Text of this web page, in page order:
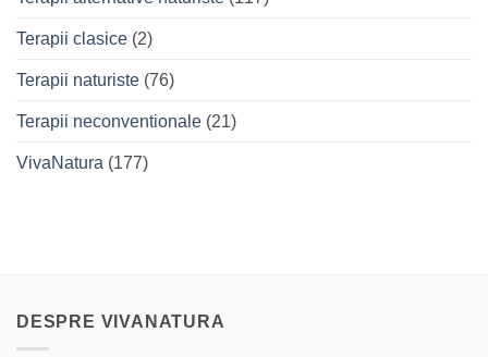
Terapii clasice (2)
Terapii naturiste (76)
Terapii neconventionale (21)
VivaNatura (177)
DESPRE VIVANATURA